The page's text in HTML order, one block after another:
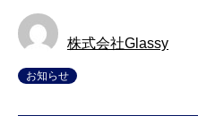
株式会社Glassy
お知らせ